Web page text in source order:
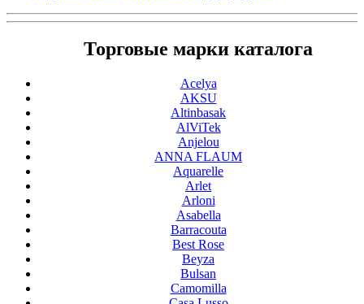
Торговые марки каталога
Acelya
AKSU
Altinbasak
AlViTek
Anjelou
ANNA FLAUM
Aquarelle
Arlet
Arloni
Asabella
Barracouta
Best Rose
Beyza
Bulsan
Camomilla